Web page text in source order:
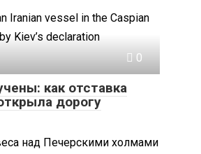
Iranian vessel in the Caspian
Kiev’s declaration
0
как отставка
дорогу
над Печерскими холмами